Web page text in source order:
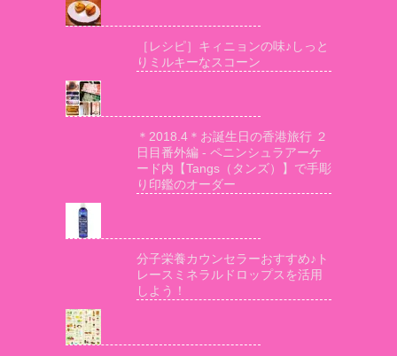
［レシピ］キィニョンの味♪しっと
りミルキーなスコーン
＊2018.4＊お誕生日の香港旅行 ２
日目番外編 - ペニンシュラアーケ
ード内【Tangs（タンズ）】で手彫
り印鑑のオーダー
分子栄養カウンセラーおすすめ♪ト
レースミネラルドロップスを活用
しよう！